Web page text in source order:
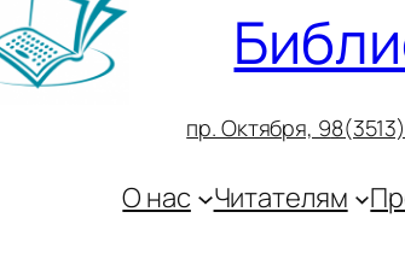
пр. Октября, 9
О нас Читателям